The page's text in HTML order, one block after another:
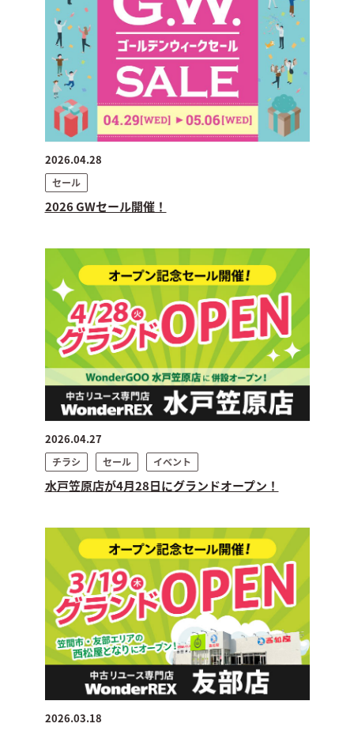
2026.04.28
セール
2026 GWセール開催！
2026.04.27
チラシ セール イベント
水戸笠原店が4月28日にグランドオープン！
2026.03.18